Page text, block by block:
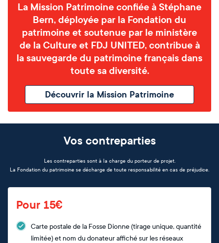
La Mission Patrimoine confiée à Stéphane
Bern, déployée par la Fondation du
patrimoine et soutenue par le ministère
de la Culture et FDJ UNITED, contribue à
la sauvegarde du patrimoine français dans
toute sa diversité.
Découvrir la Mission Patrimoine
Vos contreparties
Les contreparties sont à la charge du porteur de projet.
La Fondation du patrimoine se décharge de toute responsabilité en cas de préjudice.
Pour 15€
Carte postale de la Fosse Dionne (tirage unique, quantité
limitée) et nom du donateur affiché sur les réseaux